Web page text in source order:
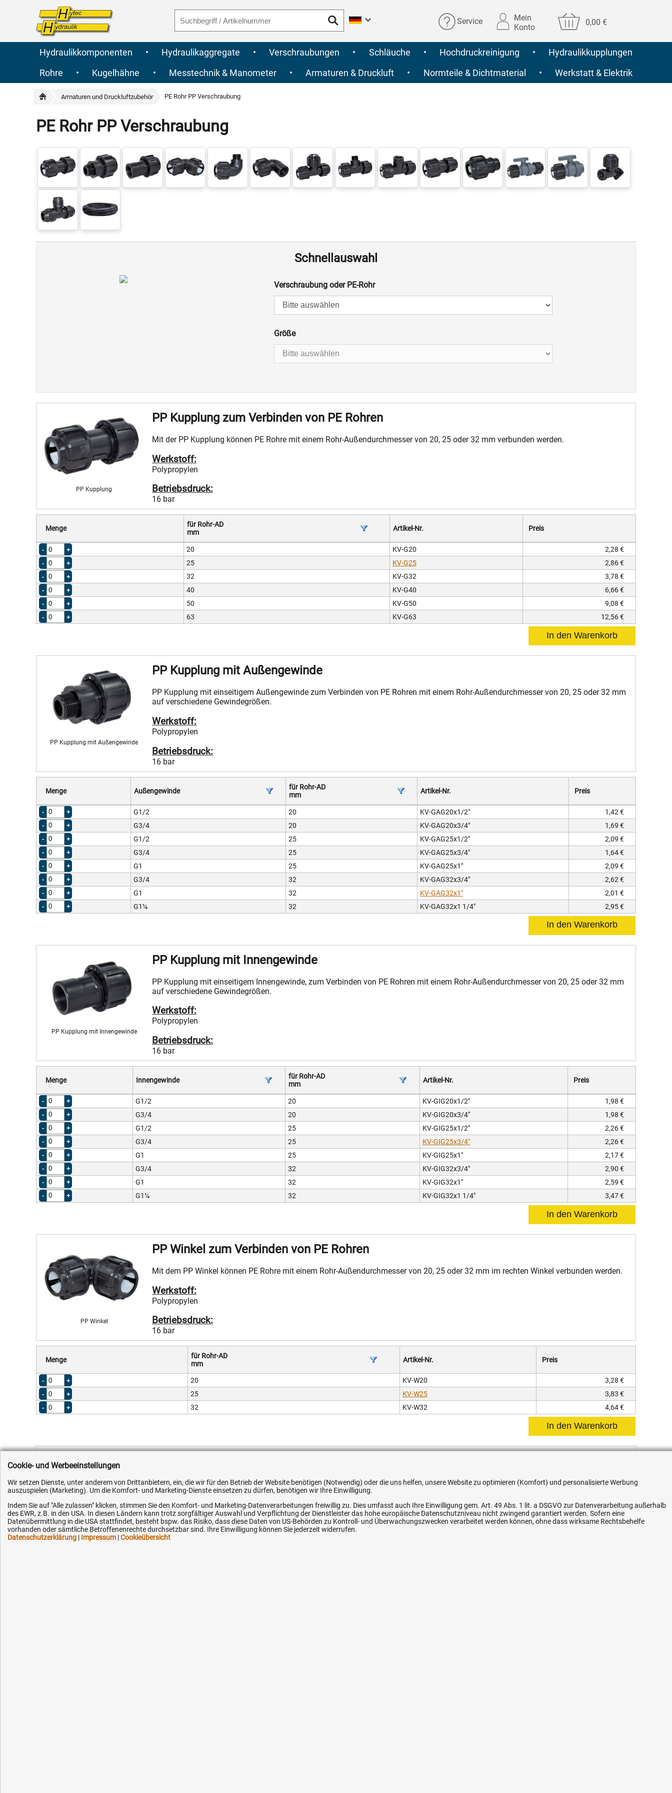
Service
Mein
Konto
0,00 €
Hydraulikkomponenten • Hydraulikaggregate • Verschraubungen • Schläuche • Hochdruckreinigung •
Hydraulikkupplungen
Rohre
• Kugelhähne • Messtechnik & Manometer • Armaturen & Druckluft • Normteile & Dichtmaterial • Werkstatt & Elektrik
Armaturen und Druckluftzubehör PE Rohr PP Verschraubung
PE Rohr PP Verschraubung
Schnellauswahl
Verschraubung oder PE-Rohr
Größe
PP Kupplung
PP Kupplung zum Verbinden von PE Rohren
Mit der PP Kupplung können PE Rohre mit einem Rohr-Außendurchmesser von 20, 25 oder 32 mm verbunden werden.
Werkstoff:
Polypropylen
Betriebsdruck:
16 bar
Menge
für Rohr-AD
mm
Artikel-Nr. Preis
20 KV-G20
2,28 €
25
KV-G25
2,86 €
32
KV-G32
3,78 €
40
KV-G40
6,66 €
50
KV-G50
9,08 €
63
KV-G63 12,56 €
PP Kupplung mit Außengewinde
PP Kupplung mit Außengewinde
PP Kupplung mit einseitigem Außengewinde zum Verbinden von PE Rohren mit einem Rohr-Außendurchmesser von 20, 25 oder 32 mm
auf verschiedene Gewindegrößen.
Werkstoff:
Polypropylen
Betriebsdruck:
16 bar
Menge Außengewinde
für Rohr-AD
mm
Artikel-Nr. Preis
G1/2 20 KV-GAG20x1/2"
1,42 €
G3/4
20 KV-GAG20x3/4"
1,69 €
G1/2
25 KV-GAG25x1/2"
2,09 €
G3/4
25 KV-GAG25x3/4"
1,64 €
G1
25 KV-GAG25x1"
2,09 €
G3/4
32 KV-GAG32x3/4"
2,62 €
G1
32 KV-GAG32x1"
2,01 €
G1¼
32 KV-GAG32x1 1/4" 2,95 €
PP Kupplung mit Innengewinde
PP Kupplung mit Innengewinde
PP Kupplung mit einseitigem Innengewinde, zum Verbinden von PE Rohren mit einem Rohr-Außendurchmesser von 20, 25 oder 32 mm
auf verschiedene Gewindegrößen.
Werkstoff:
Polypropylen
Betriebsdruck:
16 bar
Menge Innengewinde
für Rohr-AD
mm
Artikel-Nr. Preis
G1/2 20 KV-GIG20x1/2"
1,98 €
G3/4
20 KV-GIG20x3/4"
1,98 €
G1/2
25 KV-GIG25x1/2"
2,26 €
G3/4
25 KV-GIG25x3/4"
2,26 €
G1
25 KV-GIG25x1"
2,17 €
G3/4
32 KV-GIG32x3/4"
2,90 €
G1
32 KV-GIG32x1"
2,59 €
G1¼
32 KV-GIG32x1 1/4" 3,47 €
PP Winkel
PP Winkel zum Verbinden von PE Rohren
Mit dem PP Winkel können PE Rohre mit einem Rohr-Außendurchmesser von 20, 25 oder 32 mm im rechten Winkel verbunden werden.
Werkstoff:
Polypropylen
Betriebsdruck:
16 bar
Menge
für Rohr-AD
mm
Artikel-Nr. Preis
20 KV-W20
3,28 €
25
KV-W25
3,83 €
32
KV-W32 4,64 €
PP Winkel mit Außengewinde
PP Winkel mit einseitigem Außengewinde zum Verbinden von PE Rohren mit einem Rohr-Außendurchmesser von 20, 25 oder 32 mm
auf verschiedene Gewindegrößen.
Werkstoff:
Polypropylen
Betriebsdruck:
Cookie- und Werbeeinstellungen
Wir setzen Dienste, unter anderem von Drittanbietern, ein, die wir für den Betrieb der Website benötigen (Notwendig) oder die uns helfen, unsere Website zu optimieren (Komfort) und personalisierte Werbung
auszuspielen (Marketing). Um die Komfort- und Marketing-Dienste einsetzen zu dürfen, benötigen wir Ihre Einwilligung.
Indem Sie auf "Alle zulassen" klicken, stimmen Sie den Komfort- und Marketing-Datenverarbeitungen freiwillig zu. Dies umfasst auch Ihre Einwilligung gem. Art. 49 Abs. 1 lit. a DSGVO zur Datenverarbeitung außerhalb
des EWR, z.B. in den USA. In diesen Ländern kann trotz sorgfältiger Auswahl und Verpflichtung der Dienstleister das hohe europäische Datenschutzniveau nicht zwingend garantiert werden. Sofern eine
Datenübermittlung in die USA stattfindet, besteht bspw. das Risiko, dass diese Daten von US-Behörden zu Kontroll- und Überwachungszwecken verarbeitet werden können, ohne dass wirksame Rechtsbehelfe
vorhanden oder sämtliche Betroffenenrechte durchsetzbar sind. Ihre Einwilligung können Sie jederzeit widerrufen.
Datenschutzerklärung | Impressum |Cookieübersicht